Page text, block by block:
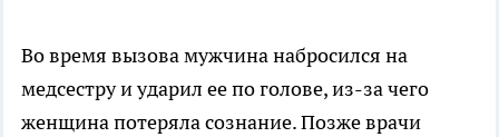
Во время вызова мужчина набросился на
медсестру и ударил ее по голове, из-за чего
женщина потеряла сознание. Позже врачи